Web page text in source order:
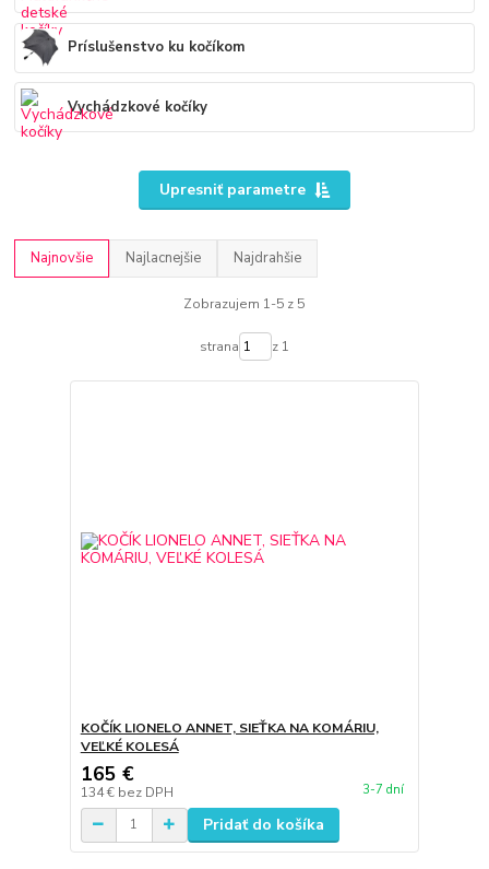
Príslušenstvo ku kočíkom
Vychádzkové kočíky
Upresniť parametre
Najnovšie Najlacnejšie Najdrahšie
Zobrazujem 1-5 z 5
strana z 1
KOČÍK LIONELO ANNET, SIEŤKA NA KOMÁRIU,
VEĽKÉ KOLESÁ
165 €
134 € bez DPH 3-7 dní
Pridať do košíka